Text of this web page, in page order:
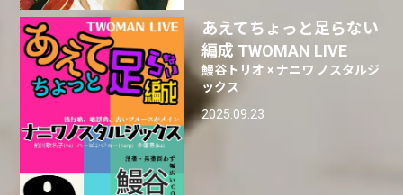
あえてちょっと足らない
編成 TWOMAN LIVE
鰻谷トリオ × ナニワ ノスタルジ
ックス
2025.09.23